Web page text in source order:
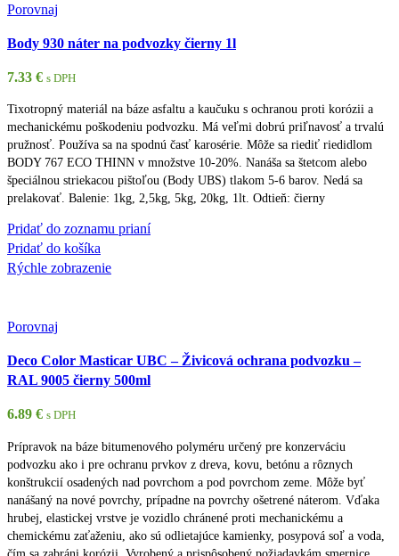
Porovnaj
Body 930 náter na podvozky čierny 1l
7.33 € s DPH
Tixotropný materiál na báze asfaltu a kaučuku s ochranou proti korózii a
mechanickému poškodeniu podvozku. Má veľmi dobrú priľnavosť a trvalú
pružnosť. Používa sa na spodnú časť karosérie. Môže sa riediť riedidlom
BODY 767 ECO THINN v množstve 10-20%. Nanáša sa štetcom alebo
špeciálnou striekacou pištoľou (Body UBS) tlakom 5-6 barov. Nedá sa
prelakovať. Balenie: 1kg, 2,5kg, 5kg, 20kg, 1lt. Odtieň: čierny
Pridať do zoznamu prianí
Pridať do košíka
Rýchle zobrazenie
Porovnaj
Deco Color Masticar UBC – Živicová ochrana podvozku –
RAL 9005 čierny 500ml
6.89 € s DPH
Prípravok na báze bitumenového polyméru určený pre konzerváciu
podvozku ako i pre ochranu prvkov z dreva, kovu, betónu a rôznych
konštrukcií osadených nad povrchom a pod povrchom zeme. Môže byť
nanášaný na nové povrchy, prípadne na povrchy ošetrené náterom. Vďaka
hrubej, elastickej vrstve je vozidlo chránené proti mechanickému a
chemickému zaťaženiu, ako sú odlietajúce kamienky, posypová soľ a voda,
čím sa zabráni korózii. Vyrobený a prispôsobený požiadavkám smernice